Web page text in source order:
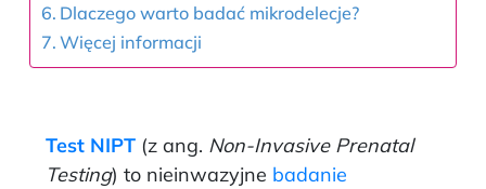
Test NIPT (z ang. Non-Invasive Prenatal
Testing) to nieinwazyjne badanie
Dlaczego warto badać mikrodelecje?
Więcej informacji